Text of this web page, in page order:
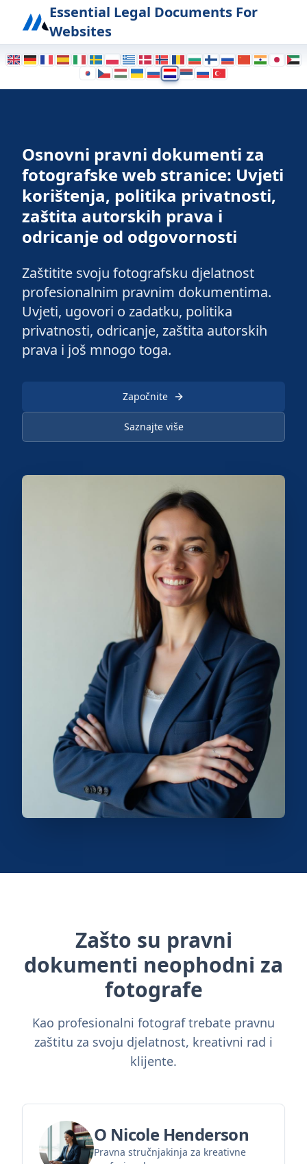
Affiliate Website Legal DocumentsPhotography Legal
Essential Legal Documents For
Websites
Osnovni pravni dokumenti za
fotografske web stranice: Uvjeti
korištenja, politika privatnosti,
zaštita autorskih prava i
odricanje od odgovornosti
Zaštitite svoju fotografsku djelatnost
profesionalnim pravnim dokumentima.
Uvjeti, ugovori o zadatku, politika
privatnosti, odricanje, zaštita autorskih
prava i još mnogo toga.
Započnite
Saznajte više
Zašto su pravni
dokumenti neophodni za
fotografe
Kao profesionalni fotograf trebate pravnu
zaštitu za svoju djelatnost, kreativni rad i
klijente.
O Nicole Henderson
Pravna stručnjakinja za kreativne